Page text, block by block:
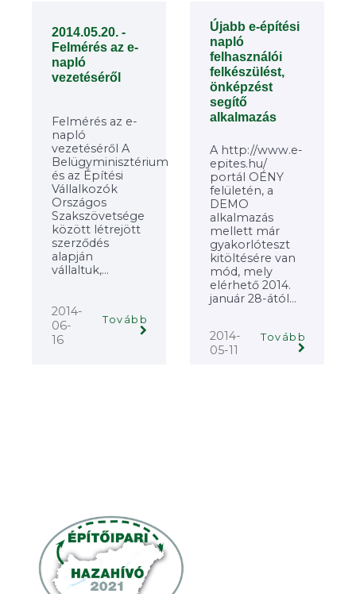
2014.05.20. -
Felmérés az e-
napló
vezetéséről
Felmérés az e-
napló
vezetéséről A
Belügyminisztérium
és az Építési
Vállalkozók
Országos
Szakszövetsége
között létrejött
szerződés
alapján
vállaltuk,...
2014-
06-
16
Tovább
Újabb e-építési
napló
felhasználói
felkészülést,
önképzést
segítő
alkalmazás
A http://www.e-
epites.hu/
portál OÉNY
felületén, a
DEMO
alkalmazás
mellett már
gyakorlóteszt
kitöltésére van
mód, mely
elérhető 2014.
január 28-ától...
2014-
05-11
Tovább